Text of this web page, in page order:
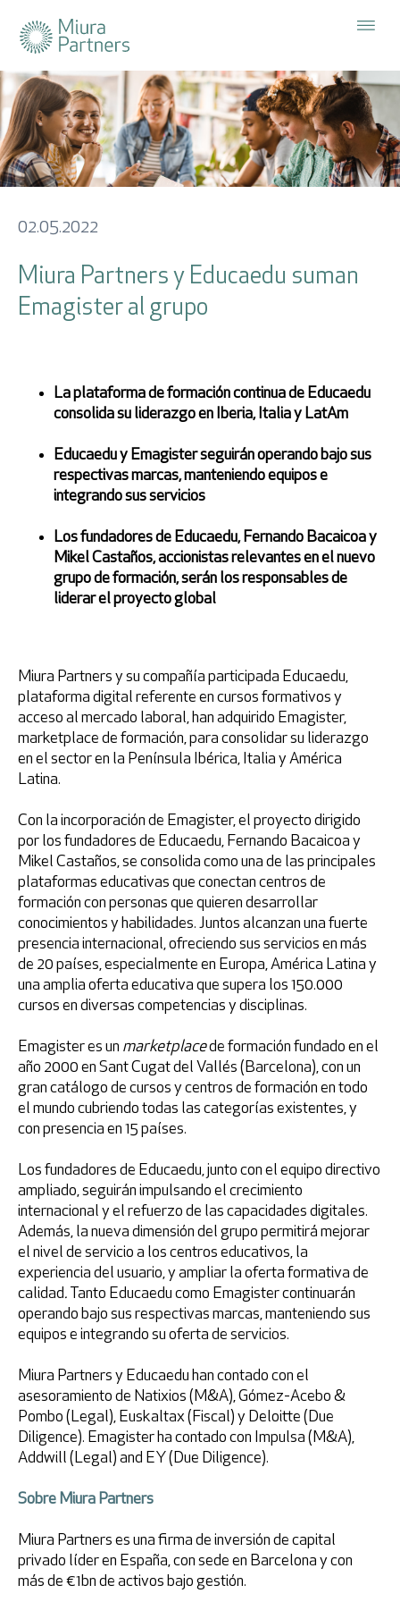
La Firma
Estrategias
02.05.2022
Miura Partners y Educaedu suman
Emagister al grupo
La plataforma de formación continua de Educaedu
consolida su liderazgo en Iberia, Italia y LatAm
Educaedu y Emagister seguirán operando bajo sus
respectivas marcas, manteniendo equipos e
integrando sus servicios
Los fundadores de Educaedu, Fernando Bacaicoa y
Mikel Castaños, accionistas relevantes en el nuevo
grupo de formación, serán los responsables de
liderar el proyecto global
Miura Partners y su compañía participada Educaedu,
plataforma digital referente en cursos formativos y
acceso al mercado laboral, han adquirido Emagister,
marketplace de formación, para consolidar su liderazgo
en el sector en la Península Ibérica, Italia y América
Latina.
Con la incorporación de Emagister, el proyecto dirigido
por los fundadores de Educaedu, Fernando Bacaicoa y
Mikel Castaños, se consolida como una de las principales
plataformas educativas que conectan centros de
formación con personas que quieren desarrollar
conocimientos y habilidades. Juntos alcanzan una fuerte
presencia internacional, ofreciendo sus servicios en más
de 20 países, especialmente en Europa, América Latina y
una amplia oferta educativa que supera los 150.000
cursos en diversas competencias y disciplinas.
Emagister es un marketplacede formación fundado en el
año 2000 en Sant Cugat del Vallés (Barcelona), con un
gran catálogo de cursos y centros de formación en todo
el mundo cubriendo todas las categorías existentes, y
con presencia en 15 países.
Los fundadores de Educaedu, junto con el equipo directivo
ampliado, seguirán impulsando el crecimiento
internacional y el refuerzo de las capacidades digitales.
Además, la nueva dimensión del grupo permitirá mejorar
el nivel de servicio a los centros educativos, la
experiencia del usuario, y ampliar la oferta formativa de
calidad. Tanto Educaedu como Emagister continuarán
operando bajo sus respectivas marcas, manteniendo sus
equipos e integrando su oferta de servicios.
Miura Partners y Educaedu han contado con el
asesoramiento de Natixios (M&A), Gómez-Acebo &
Pombo (Legal), Euskaltax (Fiscal) y Deloitte (Due
Diligence). Emagister ha contado con Impulsa (M&A),
Addwill (Legal) and EY (Due Diligence).
Sobre Miura Partners
Miura Partners es una firma de inversión de capital
privado líder en España, con sede en Barcelona y con
más de €1bn de activos bajo gestión.
Suscríbetea nuestra
Cerrar x
* Campos obligatorios
Acceso
Contraseña
Recuperar la contraseña